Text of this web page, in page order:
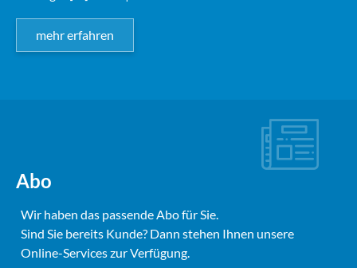
mehr erfahren
Abo
Wir haben das passende Abo für Sie.
Sind Sie bereits Kunde? Dann stehen Ihnen unsere
Online-Services zur Verfügung.